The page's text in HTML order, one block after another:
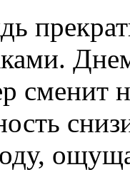
сменит